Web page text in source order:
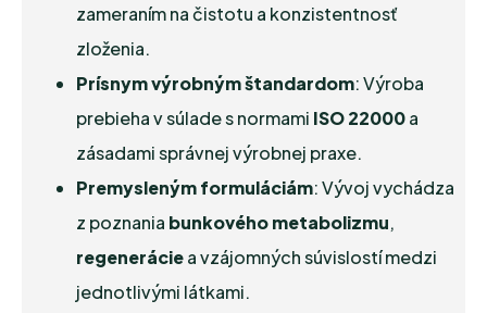
zameraním na čistotu a konzistentnosť
zloženia.
Prísnym výrobným štandardom: Výroba
prebieha v súlade s normami ISO 22000a
zásadami správnej výrobnej praxe.
Premysleným formuláciám: Vývoj vychádza
z poznania bunkového metabolizmu,
regeneráciea vzájomných súvislostí medzi
jednotlivými látkami.